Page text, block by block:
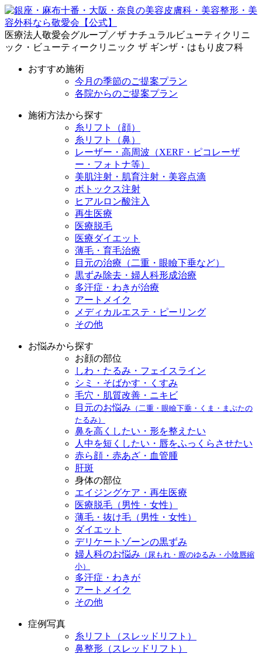
医療法人敬愛会グループ／ザ ナチュラルビューティクリニ
ック・ビューティークリニック ザ ギンザ・はもり皮フ科
おすすめ施術
今月の季節のご提案プラン
各院からのご提案プラン
施術方法から探す
糸リフト（顔）
糸リフト（鼻）
レーザー・高周波（XERF・ピコレーザ
ー・フォトナ等）
美肌注射・肌育注射・美容点滴
ボトックス注射
ヒアルロン酸注入
再生医療
医療脱毛
医療ダイエット
薄毛・育毛治療
目元の治療（二重・眼瞼下垂など）
黒ずみ除去・婦人科形成治療
多汗症・わきが治療
アートメイク
メディカルエステ・ピーリング
その他
お悩みから探す
お顔の部位
しわ・たるみ・フェイスライン
シミ・そばかす・くすみ
毛穴・肌質改善・ニキビ
目元のお悩み （二重・眼瞼下垂・くま・まぶたの
たるみ）
鼻を高くしたい・形を整えたい
人中を短くしたい・唇をふっくらさせたい
赤ら顔・赤あざ・血管腫
肝斑
身体の部位
エイジングケア・再生医療
医療脱毛（男性・女性）
薄毛・抜け毛（男性・女性）
ダイエット
デリケートゾーンの黒ずみ
婦人科のお悩み （尿もれ・膣のゆるみ・小陰唇縮
小）
多汗症・わきが
アートメイク
その他
症例写真
糸リフト（スレッドリフト）
鼻整形（スレッドリフト）